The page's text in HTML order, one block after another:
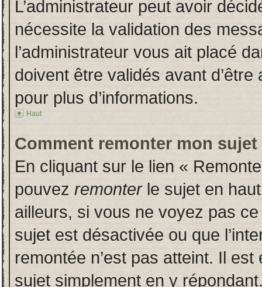
L’administrateur peut avoir
nécessite la validation des
l’administrateur vous ait placé
doivent être validés avant
pour plus d’informations.
Haut
Comment remonter mon sujet
En cliquant sur le lien «
pouvez remonterle sujet en
ailleurs, si vous ne voyez pas
sujet est désactivée ou que
remontée n’est pas atteint. Il
sujet simplement en y